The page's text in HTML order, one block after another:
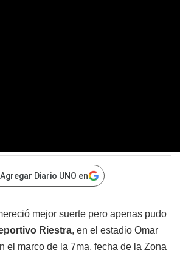
Agregar Diario UNO en
mejor suerte pero apenas pudo
Riestra, en el estadio Omar
el marco de la 7ma. fecha de la Zona